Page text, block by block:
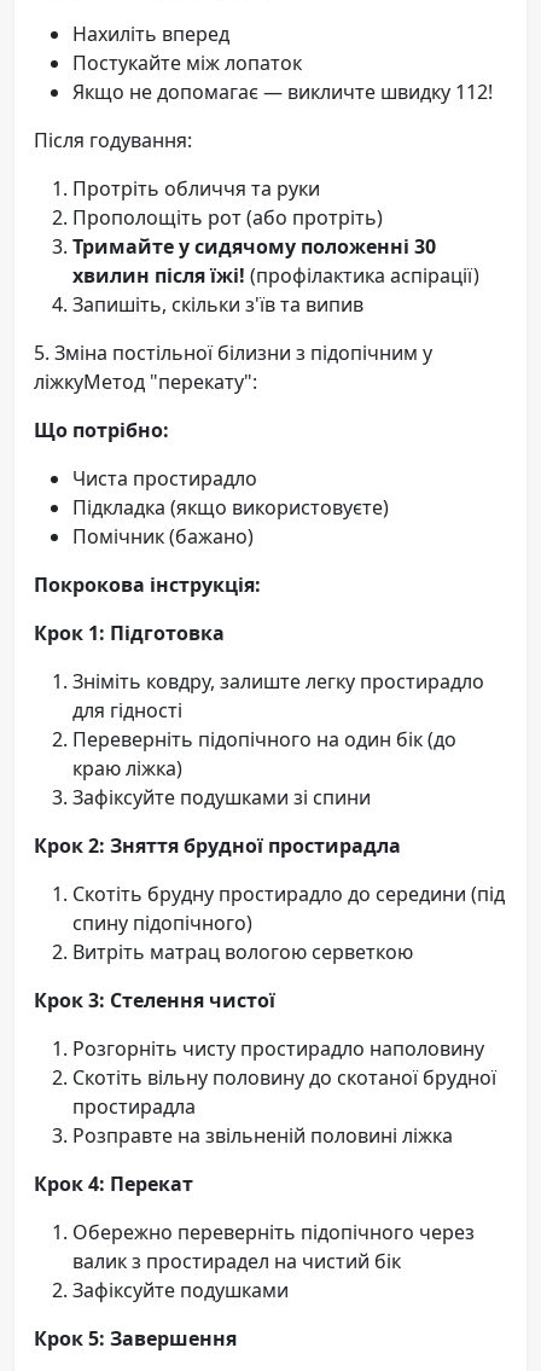
Нахиліть вперед
Постукайте між лопаток
Якщо не допомагає — викличте швидку 112!
Після годування:
Протріть обличчя та руки
Прополощіть рот (або протріть)
Тримайте у сидячому положенні 30
хвилин після їжі! (профілактика аспірації)
Запишіть, скільки з'їв та випив
5. Зміна постільної білизни з підопічним у
ліжкуМетод "перекату":
Що потрібно:
Чиста простирадло
Підкладка (якщо використовуєте)
Помічник (бажано)
Покрокова інструкція:
Крок 1: Підготовка
Зніміть ковдру, залиште легку простирадло
для гідності
Переверніть підопічного на один бік (до
краю ліжка)
Зафіксуйте подушками зі спини
Крок 2: Зняття брудної простирадла
Скотіть брудну простирадло до середини (під
спину підопічного)
Витріть матрац вологою серветкою
Крок 3: Стелення чистої
Розгорніть чисту простирадло наполовину
Скотіть вільну половину до скотаної брудної
простирадла
Розправте на звільненій половині ліжка
Крок 4: Перекат
Обережно переверніть підопічного через
валик з простирадел на чистий бік
Зафіксуйте подушками
Крок 5: Завершення